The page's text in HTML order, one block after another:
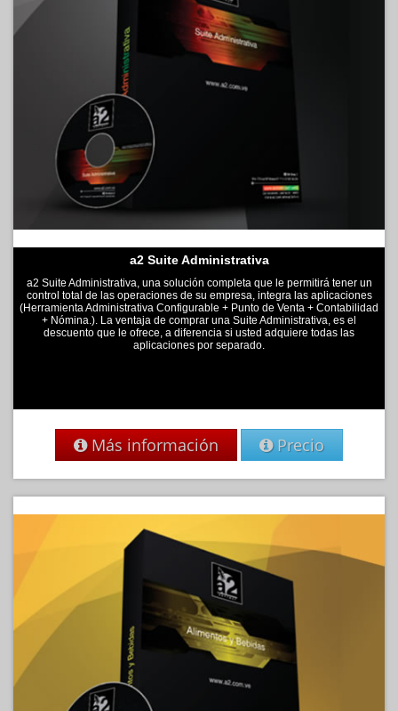
a2 Suite Administrativa
a2 Suite Administrativa, una solución completa que le permitirá tener un
control total de las operaciones de su empresa, integra las aplicaciones
(Herramienta Administrativa Configurable + Punto de Venta + Contabilidad
+ Nómina.). La ventaja de comprar una Suite Administrativa, es el
descuento que le ofrece, a diferencia si usted adquiere todas las
aplicaciones por separado.
Más información Precio